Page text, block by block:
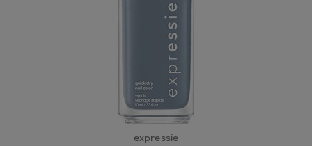
expressie